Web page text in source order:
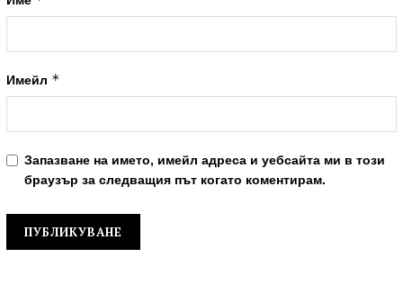
Имейл *
Запазване на името, имейл адреса и уебсайта ми в този
браузър за следващия път когато коментирам.